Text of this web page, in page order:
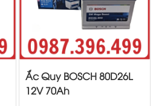
Ắc Quy BOSCH 80D26L
12V 70Ah